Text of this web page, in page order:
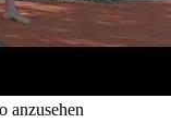
anzusehen